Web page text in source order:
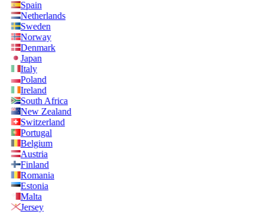
Spain
Netherlands
Sweden
Norway
Denmark
Japan
Italy
Poland
Ireland
South Africa
New Zealand
Switzerland
Portugal
Belgium
Austria
Finland
Romania
Estonia
Malta
Jersey